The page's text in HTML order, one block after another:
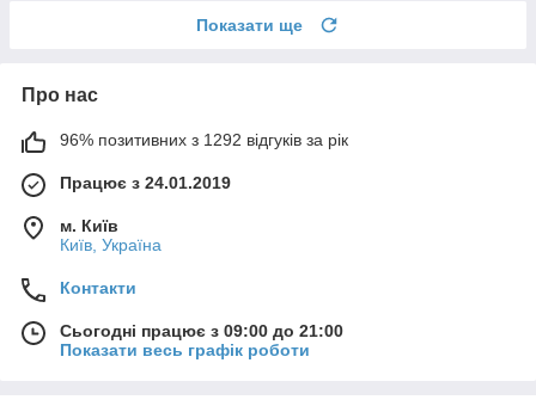
Показати ще
Про нас
96% позитивних з 1292 відгуків за рік
Працює з 24.01.2019
м. Київ
Київ, Україна
Контакти
Сьогодні працює з 09:00 до 21:00
Показати весь графік роботи